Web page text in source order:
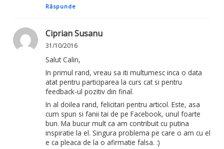
Răspunde
Ciprian Susanu
31/10/2016
Salut Calin,
In primul rand, vreau sa iti multumesc inca o data
atat pentru participarea la curs cat si pentru
feedback-ul pozitiv din final.
In al doilea rand, felicitari pentru articol. Este, asa
cum spun si fanii tai de pe Facebook, unul foarte
bun. Ma bucur mult ca am contribuit cu putina
inspiratie la el. Singura problema pe care o am cu el
e ca pleaca de la o afirmatie falsa. :)